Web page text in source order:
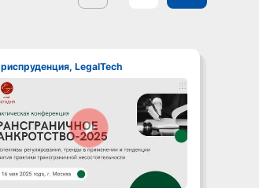
Юриспруденция, LegalTech
Смотреть видео